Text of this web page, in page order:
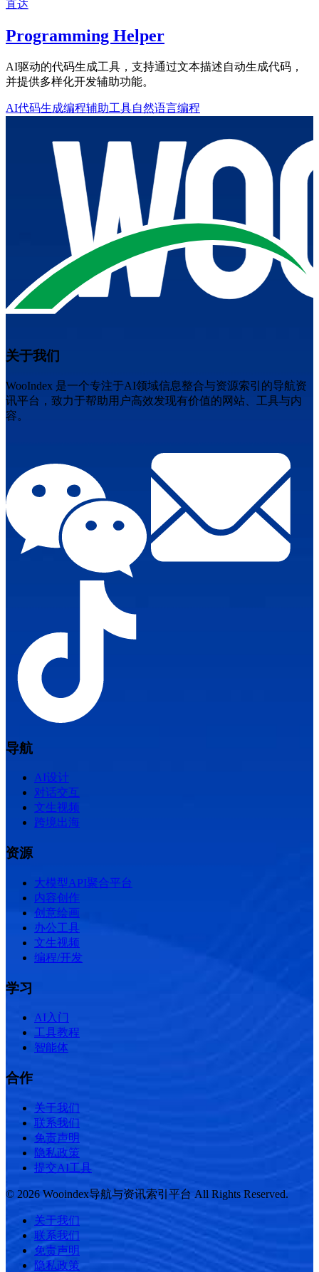
直达
Programming Helper
AI驱动的代码生成工具，支持通过文本描述自动生成代码，
并提供多样化开发辅助功能。
AI代码生成编程辅助工具自然语言编程
关于我们
WooIndex 是一个专注于AI领域信息整合与资源索引的导航资
讯平台，致力于帮助用户高效发现有价值的网站、工具与内
容。
导航
AI设计
对话交互
文生视频
跨境出海
资源
大模型API聚合平台
内容创作
创意绘画
办公工具
文生视频
编程/开发
学习
AI入门
工具教程
智能体
合作
关于我们
联系我们
免责声明
隐私政策
提交AI工具
© 2026 Wooindex导航与资讯索引平台 All Rights Reserved.
关于我们
联系我们
免责声明
隐私政策